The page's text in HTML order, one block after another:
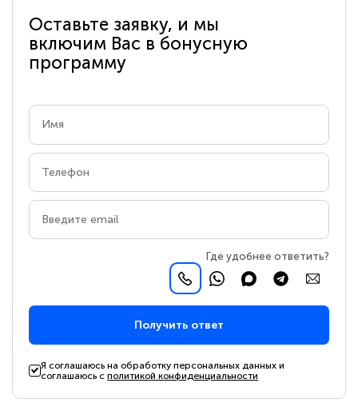
Оставьте заявку, и мы
включим Вас в бонусную
программу
Где удобнее ответить?
Получить ответ
Я соглашаюсь на обработку персональных данных и
соглашаюсь сполитикой конфиденциальности